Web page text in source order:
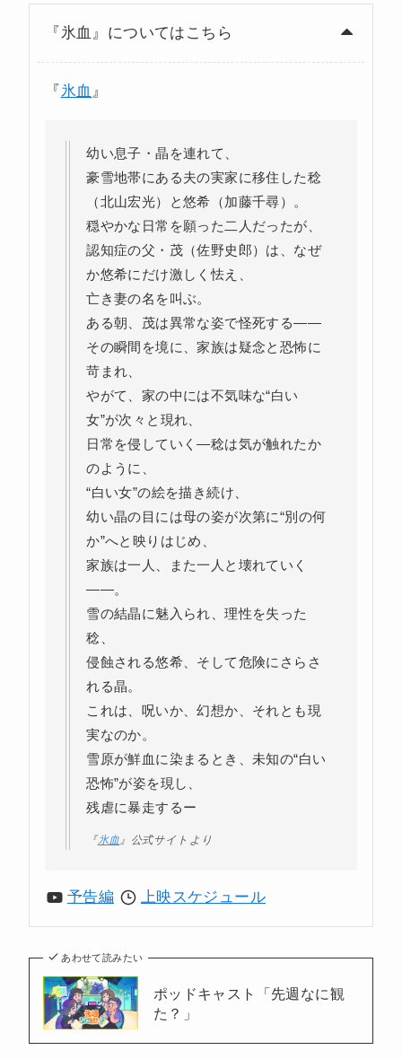
『氷血』についてはこちら
『 氷血 』
幼い息子・晶を連れて、
豪雪地帯にある夫の実家に移住した稔
（北山宏光）と悠希（加藤千尋）。
穏やかな日常を願った二人だったが、
認知症の父・茂（佐野史郎）は、なぜ
か悠希にだけ激しく怯え、
亡き妻の名を叫ぶ。
ある朝、茂は異常な姿で怪死する――
その瞬間を境に、家族は疑念と恐怖に
苛まれ、
やがて、家の中には不気味な“白い
女”が次々と現れ、
日常を侵していく―稔は気が触れたか
のように、
“白い女”の絵を描き続け、
幼い晶の目には母の姿が次第に“別の何
か”へと映りはじめ、
家族は一人、また一人と壊れていく
――。
雪の結晶に魅入られ、理性を失った
稔、
侵蝕される悠希、そして危険にさらさ
れる晶。
これは、呪いか、幻想か、それとも現
実なのか。
雪原が鮮血に染まるとき、未知の“白い
恐怖”が姿を現し、
残虐に暴走するー
『氷血 』公式サイトより
予告編 上映スケジュール
あわせて読みたい
ポッドキャスト「先週なに観
た？」